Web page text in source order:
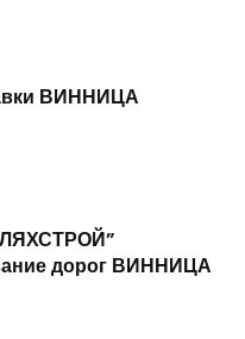
ВИННИЦА
дорог ВИННИЦА